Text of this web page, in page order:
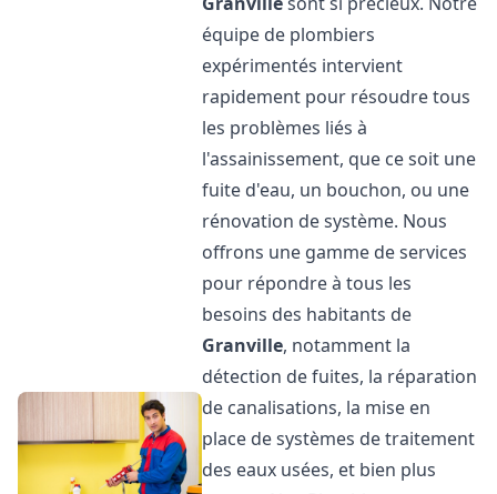
équipe de plombiers
expérimentés intervient
rapidement pour résoudre tous
les problèmes liés à
l'assainissement, que ce soit une
fuite d'eau, un bouchon, ou une
rénovation de système. Nous
offrons une gamme de services
pour répondre à tous les
besoins des habitants de
Granville, notamment la
détection de fuites, la réparation
de canalisations, la mise en
place de systèmes de traitement
des eaux usées, et bien plus